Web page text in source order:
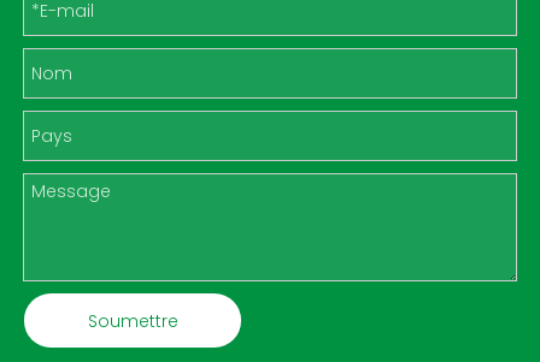
Soumettre